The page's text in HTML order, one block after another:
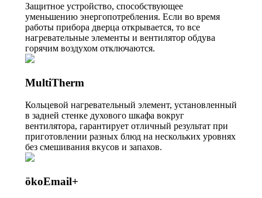
Защитное устройство, способствующее
уменьшению энергопотребления. Если во время
работы прибора дверца открывается, то все
нагревательные элементы и вентилятор обдува
горячим воздухом отключаются.
MultiTherm
Кольцевой нагревательный элемент, установленный
в задней стенке духового шкафа вокруг
вентилятора, гарантирует отличный результат при
приготовлении разных блюд на нескольких уровнях
без смешивания вкусов и запахов.
ökoEmail+